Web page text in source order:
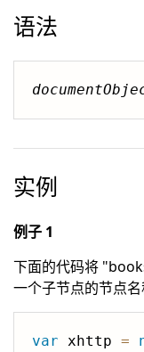
语法
实例
例子 1
下面的代码将
一个子节点的节点名
var xhttp =